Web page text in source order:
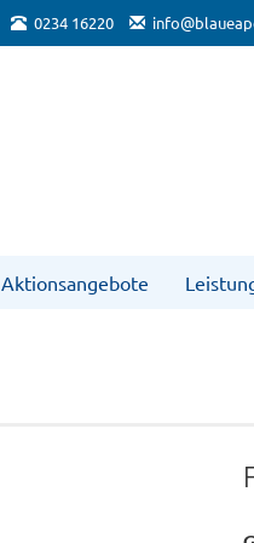
0234 16220
Aktionsangebote